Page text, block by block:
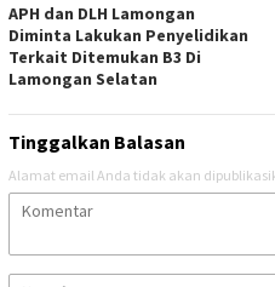
APH dan DLH Lamongan
Diminta Lakukan Penyelidikan
Terkait Ditemukan B3 Di
Lamongan Selatan
Tinggalkan Balasan
Alamat email Anda tidak akan